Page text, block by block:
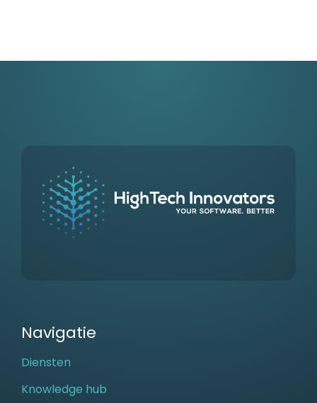
Navigatie
Diensten
Knowledge hub